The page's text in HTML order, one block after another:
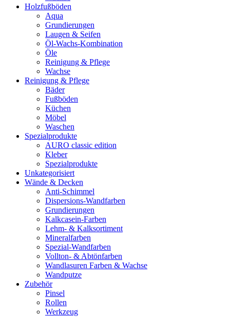
Holzfußböden
Aqua
Grundierungen
Laugen & Seifen
Öl-Wachs-Kombination
Öle
Reinigung & Pflege
Wachse
Reinigung & Pflege
Bäder
Fußböden
Küchen
Möbel
Waschen
Spezialprodukte
AURO classic edition
Kleber
Spezialprodukte
Unkategorisiert
Wände & Decken
Anti-Schimmel
Dispersions-Wandfarben
Grundierungen
Kalkcasein-Farben
Lehm- & Kalksortiment
Mineralfarben
Spezial-Wandfarben
Vollton- & Abtönfarben
Wandlasuren Farben & Wachse
Wandputze
Zubehör
Pinsel
Rollen
Werkzeug